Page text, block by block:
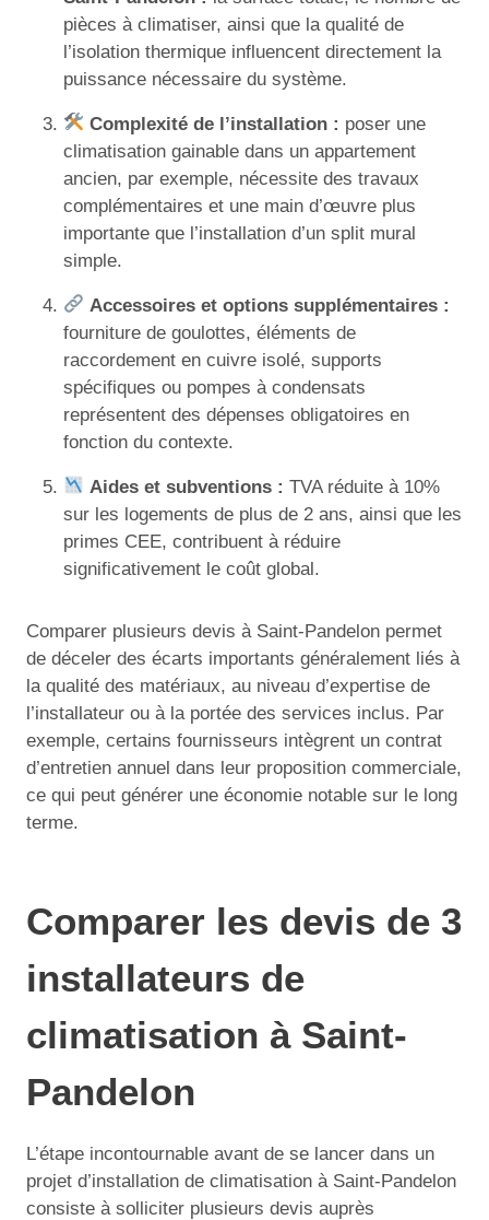
pièces à climatiser, ainsi que la qualité de
l’isolation thermique influencent directement la
puissance nécessaire du système.
Complexité de l’installation : poser une
climatisation gainable dans un appartement
ancien, par exemple, nécessite des travaux
complémentaires et une main d’œuvre plus
importante que l’installation d’un split mural
simple.
Accessoires et options supplémentaires :
fourniture de goulottes, éléments de
raccordement en cuivre isolé, supports
spécifiques ou pompes à condensats
représentent des dépenses obligatoires en
fonction du contexte.
Aides et subventions : TVA réduite à 10%
sur les logements de plus de 2 ans, ainsi que les
primes CEE, contribuent à réduire
significativement le coût global.
Comparer plusieurs devis à Saint-Pandelon permet
de déceler des écarts importants généralement liés à
la qualité des matériaux, au niveau d’expertise de
l’installateur ou à la portée des services inclus. Par
exemple, certains fournisseurs intègrent un contrat
d’entretien annuel dans leur proposition commerciale,
ce qui peut générer une économie notable sur le long
terme.
Comparer les devis de 3
installateurs de
climatisation à Saint-
Pandelon
L’étape incontournable avant de se lancer dans un
projet d’installation de climatisation à Saint-Pandelon
consiste à solliciter plusieurs devis auprès